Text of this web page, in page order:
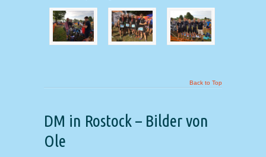
Back to Top
DM in Rostock – Bilder von
Ole